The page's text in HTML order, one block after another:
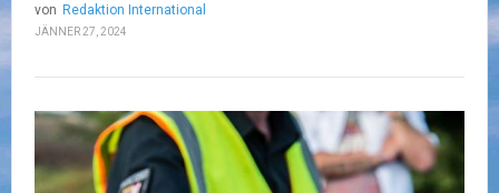
von Redaktion International
JÄNNER 27, 2024